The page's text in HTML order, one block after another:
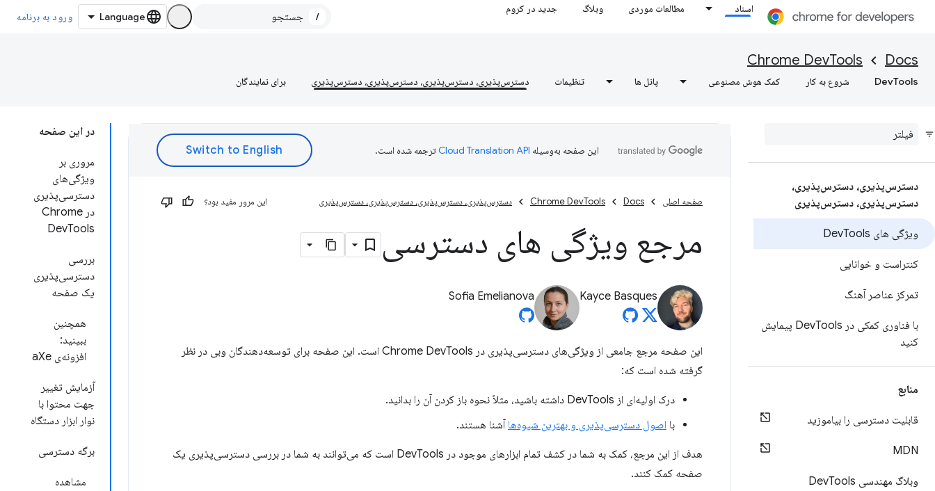
اسناد مطالعات موردی وبلاگ جدید در کروم
/ ورود به برنامه
Docs
Chrome DevTools
DevTools شروع به کار کمک هوش مصنوعی پانل ها تنظیمات دسترس‌پذیری، دسترس‌پذیری، دسترس‌پذیری، دسترس‌پذیری برای نمایندگان
دسترس‌پذیری، دسترس‌پذیری،
دسترس‌پذیری، دسترس‌پذیری
ویژگی های Dev Tools
کنتراست و خوانایی
تمرکز عناصر آهنگ
با فناوری کمکی در Dev
Tools پیمایش
کنید
منابع
قابلیت دسترسی را بیاموزید
MDN
وبلاگ مهندسی Dev Tools
در این صفحه
مروری بر
ویژگی‌های
دسترسی‌پذیری
در Chrome
DevTools
بررسی
دسترسی‌پذیری
یک صفحه
همچنین
ببینید:
افزونه‌ی aXe
آزمایش تغییر
جهت محتوا با
نوار ابزار دستگاه
برگه دسترسی
مشاهده
این صفحه به‌وسیله ترجمه شده است.
صفحه اصلی Docs
Chrome DevTools دسترس‌پذیری، دسترس‌پذیری، دسترس‌پذیری، دسترس‌پذیری این مرور مفید بود؟
مرجع ویژگی های دسترسی
Kayce Basques
Sofia Emelianova
این صفحه مرجع جامعی از ویژگی‌های دسترسی‌پذیری در Chrome DevTools است. این صفحه برای توسعه‌دهندگان وبی در نظر
گرفته شده است که:
درک اولیه‌ای از DevTools داشته باشید، مثلاً نحوه باز کردن آن را بدانید.
با اصول دسترسی‌پذیری و بهترین شیوه‌ها آشنا هستند.
هدف از این مرجع، کمک به شما در کشف تمام ابزارهای موجود در DevTools است که می‌توانند به شما در بررسی دسترسی‌پذیری یک
صفحه کمک کنند.